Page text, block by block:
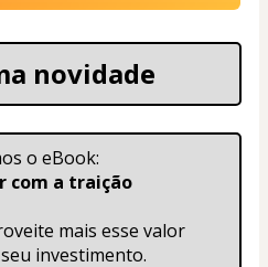
novidade
o eBook:
com a traição
mais esse valor
investimento.